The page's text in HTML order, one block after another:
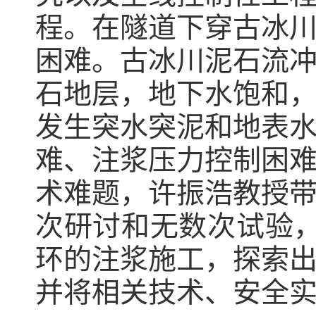
程。在隧道下穿古冰
困难。古冰川泥石流
石地层，地下水饱和
发生突水突泥和地表
难、注浆压力控制困
术难题，许振浩教授
次研讨和无数次试验
环的注浆施工，探索
并将相关技术、安全